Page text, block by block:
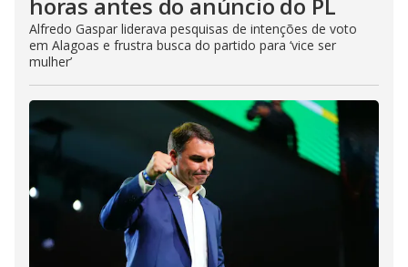
Alfredo Gaspar liderava pesquisas de intenções de voto
em Alagoas e frustra busca do partido para ‘vice ser
mulher’